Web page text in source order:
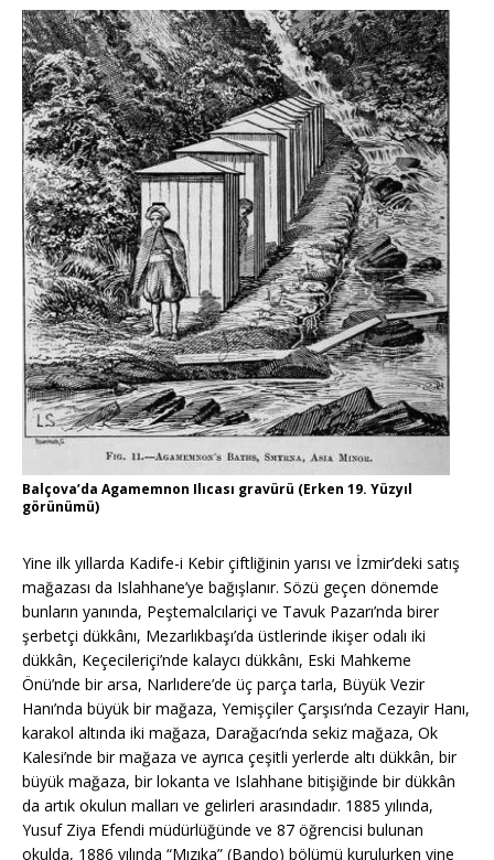
Balçova’da Agamemnon Ilıcası gravürü (Erken 19. Yüzyıl
görünümü)
Yine ilk yıllarda Kadife-i Kebir çiftliğinin yarısı ve İzmir’deki satış
mağazası da Islahhane’ye bağışlanır. Sözü geçen dönemde
bunların yanında, Peştemalcılariçi ve Tavuk Pazarı’nda birer
şerbetçi dükkânı, Mezarlıkbaşı’da üstlerinde ikişer odalı iki
dükkân, Keçecileriçi’nde kalaycı dükkânı, Eski Mahkeme
Önü’nde bir arsa, Narlıdere’de üç parça tarla, Büyük Vezir
Hanı’nda büyük bir mağaza, Yemişçiler Çarşısı’nda Cezayir Hanı,
karakol altında iki mağaza, Darağacı’nda sekiz mağaza, Ok
Kalesi’nde bir mağaza ve ayrıca çeşitli yerlerde altı dükkân, bir
büyük mağaza, bir lokanta ve Islahhane bitişiğinde bir dükkân
da artık okulun malları ve gelirleri arasındadır. 1885 yılında,
Yusuf Ziya Efendi müdürlüğünde ve 87 öğrencisi bulunan
okulda, 1886 yılında “Mızıka” (Bando) bölümü kurulurken yine